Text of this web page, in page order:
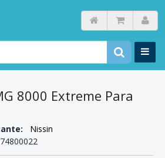
8000 Extreme Para
Nissin